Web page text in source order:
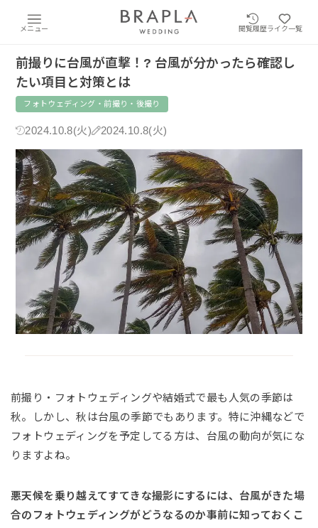
メニュー 閲覧履歴ライク一覧
前撮りに台風が直撃！? 台風が分かったら確認し
たい項目と対策とは
フォトウェディング・前撮り・後撮り
2024.10.8(火) 2024.10.8(火)
前撮り・フォトウェディングや結婚式で最も人気の季節は
秋。しかし、秋は台風の季節でもあります。特に沖縄などで
フォトウェディングを予定してる方は、台風の動向が気にな
りますよね。
悪天候を乗り越えてすてきな撮影にするには、台風がきた場
合のフォトウェディングがどうなるのか事前に知っておくこ